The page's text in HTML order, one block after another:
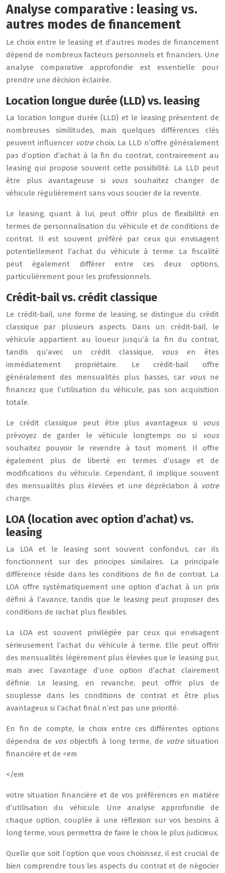
Analyse comparative : leasing vs.
autres modes de financement
Le choix entre le leasing et d’autres modes de financement
dépend de nombreux facteurs personnels et financiers. Une
analyse comparative approfondie est essentielle pour
prendre une décision éclairée.
Location longue durée (LLD) vs. leasing
La location longue durée (LLD) et le leasing présentent de
nombreuses similitudes, mais quelques différences clés
peuvent influencer votre choix. La LLD n’offre généralement
pas d’option d’achat à la fin du contrat, contrairement au
leasing qui propose souvent cette possibilité. La LLD peut
être plus avantageuse si vous souhaitez changer de
véhicule régulièrement sans vous soucier de la revente.
Le leasing, quant à lui, peut offrir plus de flexibilité en
termes de personnalisation du véhicule et de conditions de
contrat. Il est souvent préféré par ceux qui envisagent
potentiellement l’achat du véhicule à terme. La fiscalité
peut également différer entre ces deux options,
particulièrement pour les professionnels.
Crédit-bail vs. crédit classique
Le crédit-bail, une forme de leasing, se distingue du crédit
classique par plusieurs aspects. Dans un crédit-bail, le
véhicule appartient au loueur jusqu’à la fin du contrat,
tandis qu’avec un crédit classique, vous en êtes
immédiatement propriétaire. Le crédit-bail offre
généralement des mensualités plus basses, car
vous ne
financez que l’utilisation du véhicule, pas son acquisition
totale.
Le crédit classique peut être plus avantageux si
vous
prévoyez de garder le véhicule longtemps ou si
vous
souhaitez pouvoir le revendre à tout moment. Il offre
également plus de liberté en termes d’usage et de
modifications du véhicule. Cependant, il implique souvent
des mensualités plus élevées et une dépréciation à votre
charge.
LOA (location avec option d’achat) vs.
leasing
La LOA et le leasing sont souvent confondus, car ils
fonctionnent sur des principes similaires. La principale
différence réside dans les conditions de fin de contrat. La
LOA offre systématiquement une option d’achat à un prix
défini à l’avance, tandis que le leasing peut proposer des
conditions de rachat plus flexibles.
La LOA est souvent privilégiée par ceux qui envisagent
sérieusement l’achat du véhicule à terme. Elle peut offrir
des mensualités légèrement plus élevées que le leasing pur,
mais avec l’avantage d’une option d’achat clairement
définie. Le leasing, en revanche, peut offrir plus de
souplesse dans les conditions de contrat et être plus
avantageux si l’achat final n’est pas une priorité.
En fin de compte, le choix entre ces différentes options
dépendra de vosobjectifs à long terme, de votresituation
financière et de <em
</em
votre situation financière et de vos préférences en matière
d’utilisation du véhicule. Une analyse approfondie de
chaque option, couplée à une réflexion sur vos besoins à
long terme, vous permettra de faire le choix le plus judicieux.
Quelle que soit l’option que vous choisissez, il est crucial de
bien comprendre tous les aspects du contrat et de négocier